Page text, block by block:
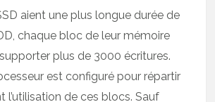
aient une plus longue durée de
chaque bloc de leur mémoire
plus de 3000 écritures.
est configuré pour répartir
l’utilisation de ces blocs. Sauf